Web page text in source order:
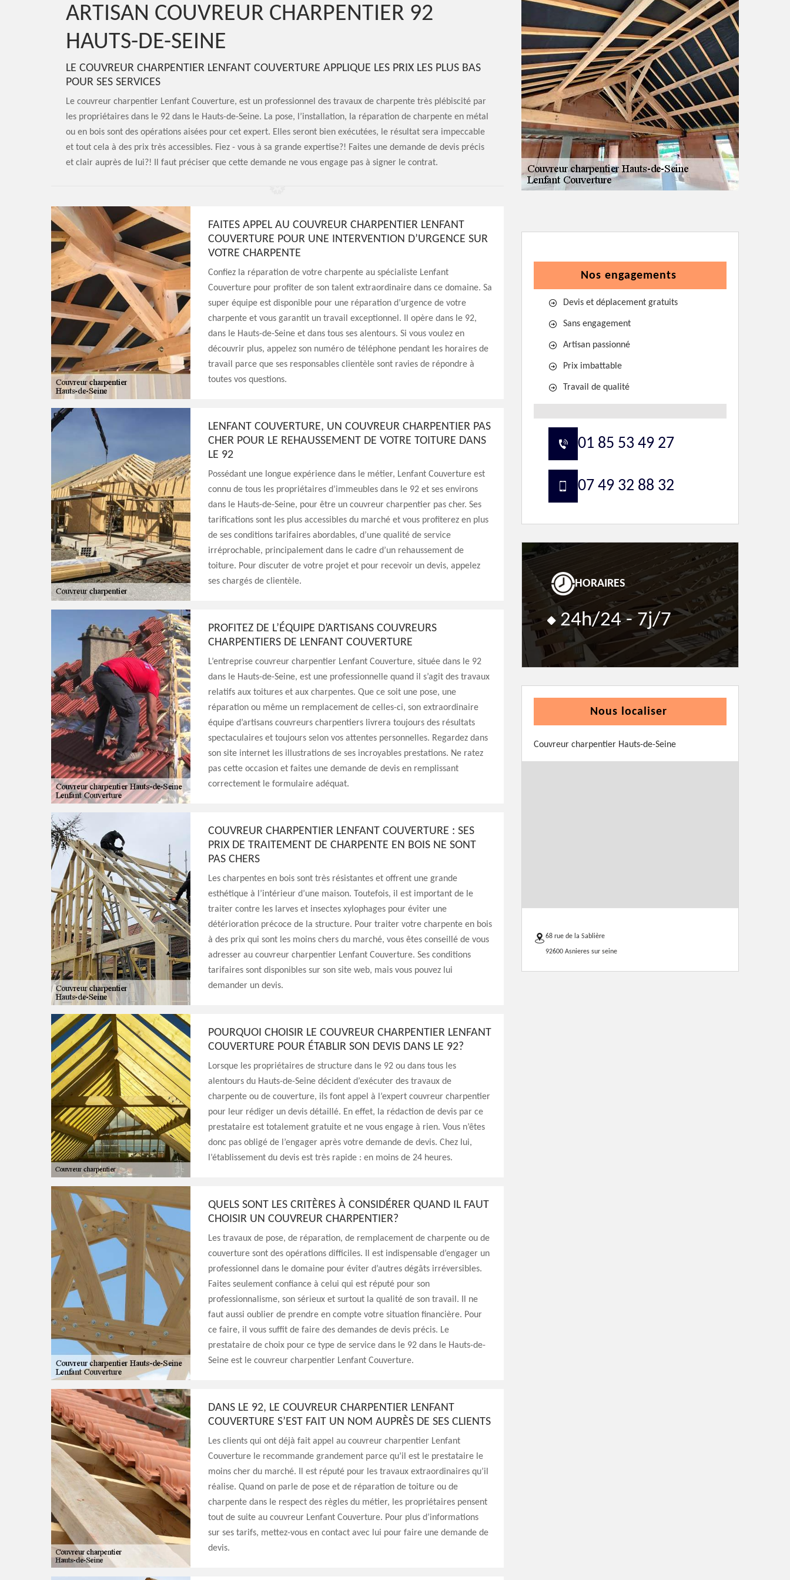
ARTISAN COUVREUR CHARPENTIER 92
HAUTS-DE-SEINE
LE COUVREUR CHARPENTIER LENFANT COUVERTURE APPLIQUE LES PRIX LES PLUS BAS
POUR SES SERVICES
Le couvreur charpentier Lenfant Couverture, est un professionnel des travaux de charpente très plébiscité par
les propriétaires dans le 92 dans le Hauts-de-Seine. La pose, l’installation, la réparation de charpente en métal
ou en bois sont des opérations aisées pour cet expert. Elles seront bien exécutées, le résultat sera impeccable
et tout cela à des prix très accessibles. Fiez - vous à sa grande expertise?! Faites une demande de devis précis
et clair auprès de lui?! Il faut préciser que cette demande ne vous engage pas à signer le contrat.
FAITES APPEL AU COUVREUR CHARPENTIER LENFANT
COUVERTURE POUR UNE INTERVENTION D’URGENCE SUR
VOTRE CHARPENTE
Confiez la réparation de votre charpente au spécialiste Lenfant
Couverture pour profiter de son talent extraordinaire dans ce domaine. Sa
super équipe est disponible pour une réparation d’urgence de votre
charpente et vous garantit un travail exceptionnel. Il opère dans le 92,
dans le Hauts-de-Seine et dans tous ses alentours. Si vous voulez en
découvrir plus, appelez son numéro de téléphone pendant les horaires de
travail parce que ses responsables clientèle sont ravies de répondre à
toutes vos questions.
LENFANT COUVERTURE, UN COUVREUR CHARPENTIER PAS
CHER POUR LE REHAUSSEMENT DE VOTRE TOITURE DANS
LE 92
Possédant une longue expérience dans le métier, Lenfant Couverture est
connu de tous les propriétaires d’immeubles dans le 92 et ses environs
dans le Hauts-de-Seine, pour être un couvreur charpentier pas cher. Ses
tarifications sont les plus accessibles du marché et vous profiterez en plus
de ses conditions tarifaires abordables, d’une qualité de service
irréprochable, principalement dans le cadre d’un rehaussement de
toiture. Pour discuter de votre projet et pour recevoir un devis, appelez
ses chargés de clientèle.
PROFITEZ DE L’ÉQUIPE D’ARTISANS COUVREURS
CHARPENTIERS DE LENFANT COUVERTURE
L’entreprise couvreur charpentier Lenfant Couverture, située dans le 92
dans le Hauts-de-Seine, est une professionnelle quand il s’agit des travaux
relatifs aux toitures et aux charpentes. Que ce soit une pose, une
réparation ou même un remplacement de celles-ci, son extraordinaire
équipe d’artisans couvreurs charpentiers livrera toujours des résultats
spectaculaires et toujours selon vos attentes personnelles. Regardez dans
son site internet les illustrations de ses incroyables prestations. Ne ratez
pas cette occasion et faites une demande de devis en remplissant
correctement le formulaire adéquat.
COUVREUR CHARPENTIER LENFANT COUVERTURE : SES
PRIX DE TRAITEMENT DE CHARPENTE EN BOIS NE SONT
PAS CHERS
Les charpentes en bois sont très résistantes et offrent une grande
esthétique à l’intérieur d’une maison. Toutefois, il est important de le
traiter contre les larves et insectes xylophages pour éviter une
détérioration précoce de la structure. Pour traiter votre charpente en bois
à des prix qui sont les moins chers du marché, vous êtes conseillé de vous
adresser au couvreur charpentier Lenfant Couverture. Ses conditions
tarifaires sont disponibles sur son site web, mais vous pouvez lui
demander un devis.
POURQUOI CHOISIR LE COUVREUR CHARPENTIER LENFANT
COUVERTURE POUR ÉTABLIR SON DEVIS DANS LE 92?
Lorsque les propriétaires de structure dans le 92 ou dans tous les
alentours du Hauts-de-Seine décident d’exécuter des travaux de
charpente ou de couverture, ils font appel à l’expert couvreur charpentier
pour leur rédiger un devis détaillé. En effet, la rédaction de devis par ce
prestataire est totalement gratuite et ne vous engage à rien. Vous n’êtes
donc pas obligé de l’engager après votre demande de devis. Chez lui,
l’établissement du devis est très rapide : en moins de 24 heures.
QUELS SONT LES CRITÈRES À CONSIDÉRER QUAND IL FAUT
CHOISIR UN COUVREUR CHARPENTIER?
Les travaux de pose, de réparation, de remplacement de charpente ou de
couverture sont des opérations difficiles. Il est indispensable d’engager un
professionnel dans le domaine pour éviter d’autres dégâts irréversibles.
Faites seulement confiance à celui qui est réputé pour son
professionnalisme, son sérieux et surtout la qualité de son travail. Il ne
faut aussi oublier de prendre en compte votre situation financière. Pour
ce faire, il vous suffit de faire des demandes de devis précis. Le
prestataire de choix pour ce type de service dans le 92 dans le Hauts-de-
Seine est le couvreur charpentier Lenfant Couverture.
DANS LE 92, LE COUVREUR CHARPENTIER LENFANT
COUVERTURE S’EST FAIT UN NOM AUPRÈS DE SES CLIENTS
Les clients qui ont déjà fait appel au couvreur charpentier Lenfant
Couverture le recommande grandement parce qu’il est le prestataire le
moins cher du marché. Il est réputé pour les travaux extraordinaires qu’il
réalise. Quand on parle de pose et de réparation de toiture ou de
charpente dans le respect des règles du métier, les propriétaires pensent
tout de suite au couvreur Lenfant Couverture. Pour plus d’informations
sur ses tarifs, mettez-vous en contact avec lui pour faire une demande de
devis.
Nos engagements
Devis et déplacement gratuits
Sans engagement
Artisan passionné
Prix imbattable
Travail de qualité
01 85 53 49 27
07 49 32 88 32
HORAIRES
24h/24 - 7j/7
Nous localiser
Couvreur charpentier Hauts-de-Seine
68 rue de la Sablière
92600 Asnieres sur seine